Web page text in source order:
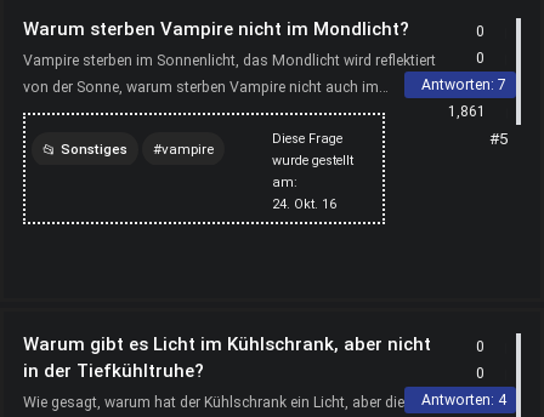
Warum sterben Vampire nicht im Mondlicht?
Vampire sterben im Sonnenlicht, das Mondlicht wird reflektiert
von der Sonne, warum sterben Vampire nicht auch im
Mondlicht?
Diese Frage
wurde gestellt
am:
24. Okt. 16
Sonstiges vampire
0
0
Antworten: 7
1,861
#5
Warum gibt es Licht im Kühlschrank, aber nicht
in der Tiefkühltruhe?
Wie gesagt, warum hat der Kühlschrank ein Licht, aber die
0
0
Antworten: 4